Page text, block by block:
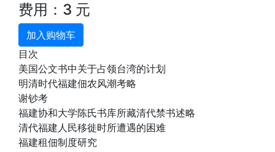
费用：3 元
加入购物车
目次
美国公文书中关于占领台湾的计划
明清时代福建佃农风潮考略
谢钞考
福建协和大学陈氏书库所藏清代禁书述略
清代福建人民移徙时所遭遇的困难
福建租佃制度研究